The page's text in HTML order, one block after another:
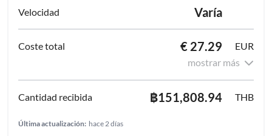
Varía
€ 27.29
EUR
mostrar más
฿151,808.94 THB
Última actualización: hace 2 días